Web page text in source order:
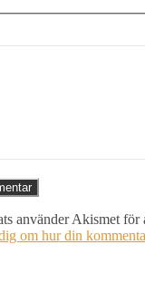
använder Akismet för
om hur din